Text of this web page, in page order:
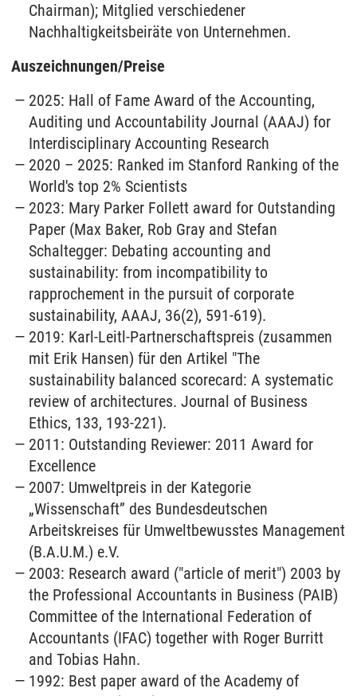
Chairman); Mitglied verschiedener
Nachhaltigkeitsbeiräte von Unternehmen.
Auszeichnungen/Preise
2025: Hall of Fame Award of the Accounting,
Auditing und Accountability Journal (AAAJ) for
Interdisciplinary Accounting Research
2020 – 2025: Ranked im Stanford Ranking of the
World's top 2% Scientists
2023: Mary Parker Follett award for Outstanding
Paper (Max Baker, Rob Gray and Stefan
Schaltegger: Debating accounting and
sustainability: from incompatibility to
rapprochement in the pursuit of corporate
sustainability, AAAJ, 36(2), 591-619).
2019: Karl-Leitl-Partnerschaftspreis (zusammen
mit Erik Hansen) für den Artikel "The
sustainability balanced scorecard: A systematic
review of architectures. Journal of Business
Ethics, 133, 193-221).
2011: Outstanding Reviewer: 2011 Award for
Excellence
2007: Umweltpreis in der Kategorie
„Wissenschaft” des Bundesdeutschen
Arbeitskreises für Umweltbewusstes Management
(B.A.U.M.) e.V.
2003: Research award ("article of merit") 2003 by
the Professional Accountants in Business (PAIB)
Committee of the International Federation of
Accountants (IFAC) together with Roger Burritt
and Tobias Hahn.
1992: Best paper award of the Academy of